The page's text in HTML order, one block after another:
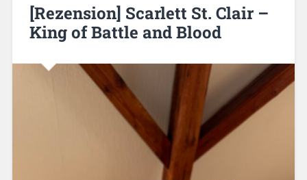
[Rezension] Scarlett St. Clair –
King of Battle and Blood